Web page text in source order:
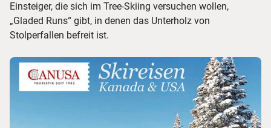
Einsteiger, die sich im Tree-Skiing versuchen wollen,
„Gladed Runs“ gibt, in denen das Unterholz von
Stolperfallen befreit ist.